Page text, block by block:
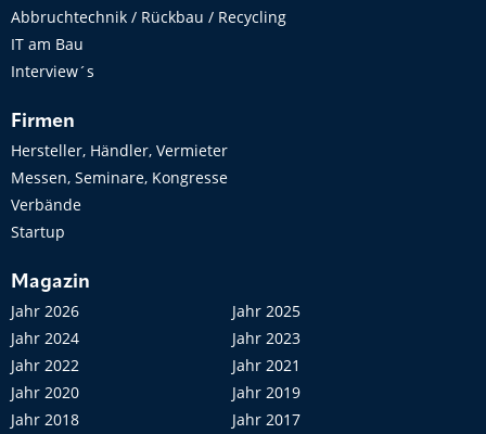
Abbruchtechnik / Rückbau / Recycling
IT am Bau
Interview´s
Firmen
Hersteller, Händler, Vermieter
Messen, Seminare, Kongresse
Verbände
Startup
Magazin
Jahr 2026
Jahr 2025
Jahr 2024
Jahr 2023
Jahr 2022
Jahr 2021
Jahr 2020
Jahr 2019
Jahr 2018
Jahr 2017